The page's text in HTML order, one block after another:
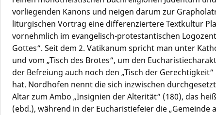
vorliegenden Kanons und neigen darum zur
liturgischen Vortrag eine differenziertere Textkultur
vornehmlich im evangelisch-protestantischen
Gottes“. Seit dem 2. Vatikanum spricht man unter
und vom „Tisch des Brotes“, um den
der Befreiung auch noch den „Tisch der
hat. Nordhofen nennt die sich inzwischen
Altar zum Ambo „Insignien der Alterität“ (180), das
(ebd.), während in der Eucharistiefeier die „Gemeinde